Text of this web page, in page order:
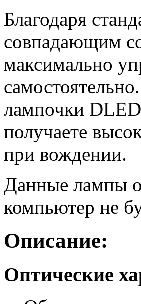
Благодаря
совпадающим
максимально
лампочки
получаете
при вождении.
Данные лампы
компьютер не
Описание:
Оптические